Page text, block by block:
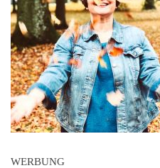
WERBUNG